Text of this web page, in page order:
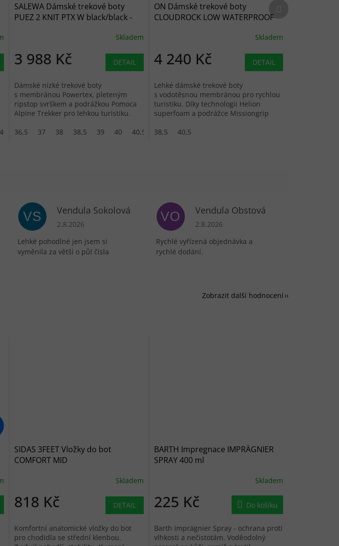
SIDAS 3FEET Vložky do bot
COMFORT MID
Skladem
818 Kč DETAIL
Komfortní anatomické vložky do bot
pro chodidla se střední klenbou.
BARTH Impregnace IMPRÄGNIER
SPRAY 400 ml
Skladem
225 Kč Do košíku
Barth Imprägnier Spray - ochrana proti
vlhkosti a nečistotám. Voděodolný
40
SALEWA Dámské trekové boty
PUEZ 2 KNIT PTX W black/black -
Skladem
3 988 Kč DETAIL
Dámské nízké trekové boty
s membránou Powertex, pleteným
ripstop svrškem a podrážkou Pomoca
Alpine Trekker pro lehkou turistiku.
36,5
37 38 38,5 39 40 40,5 41 42
ON Dámské trekové boty
CLOUDROCK LOW WATERPROOF
Skladem
4 240 Kč DETAIL
Lehké dámské trekové boty
s vodotěsnou membránou pro rychlou
turistiku. Díky technologii Helion
superfoam a podrážce Missiongrip
38,5
40,5
5 hvězdiček.
VS Vendula Sokolová
Hodnocení obchodu je 5 z 5 hvězdiček.
2.8.2026
Lehké pohodlné jen jsem si
vyměnila za větší o půl čísla
VO Vendula Obstová
Hodnocení obchodu je 5 z 5 hvězdiček.
2.8.2026
Rychlé vyřízená objednávka a
rychlé dodání.
Zobrazit další hodnocení